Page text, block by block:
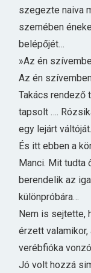
szegezte naiva
szemében
belépőjét…
»Az én
Az én
Takács rendező
tapsolt ….
egy lejárt
És itt ebben a
Manci. Mit tudta
berendelik az
különpróbára…
Nem is sejtette,
érzett
verébfióka
Jó volt hozzá